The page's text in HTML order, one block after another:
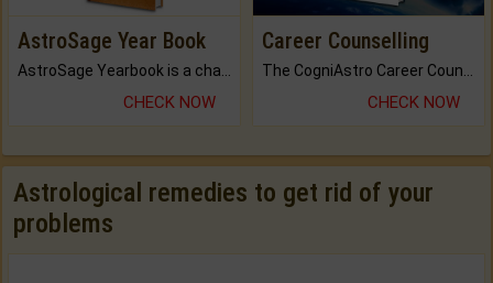
AstroSage Year Book
AstroSage Yearbook is a channel to fulfill your dreams and destiny.
CHECK NOW
Career Counselling
The CogniAstro Career Counselling Report is the most comprehensive report available on this topic.
CHECK NOW
Astrological remedies to get rid of your
problems